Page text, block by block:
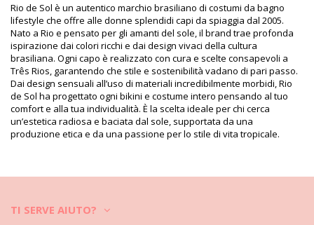
Protezione UV: UPF 50+
Informazioni sul prodotto
Dipartimento: Donna, Costumi interi
Il pacchetto include: 1 x Costumi interi (Altri accessori non
inclusi)
HS CODE (Codice doganale): 6112.41.0010
SKU: 1981115595
EAN: XS (7899810212061), S (7899810212078), M (7899810212085),
L (7899810212092), XL (7899810212108)
Peso: 115g / 0.25lb / 4.06oz
Istruzioni di lavaggio e cura
Vuoi divertirti con il tuo nuovo bikini per alcune stagioni? Se è così,
Rio de Sol è un autentico marchio brasiliano di costumi da bagno
lifestyle che offre alle donne splendidi capi da spiaggia dal 2005.
Nato a Rio e pensato per gli amanti del sole, il brand trae profonda
ispirazione dai colori ricchi e dai design vivaci della cultura
brasiliana. Ogni capo è realizzato con cura e scelte consapevoli a
Três Rios, garantendo che stile e sostenibilità vadano di pari passo.
Dai design sensuali all’uso di materiali incredibilmente morbidi, Rio
de Sol ha progettato ogni bikini e costume intero pensando al tuo
comfort e alla tua individualità. È la scelta ideale per chi cerca
un’estetica radiosa e baciata dal sole, supportata da una
produzione etica e da una passione per lo stile di vita tropicale.
TI SERVE AIUTO?